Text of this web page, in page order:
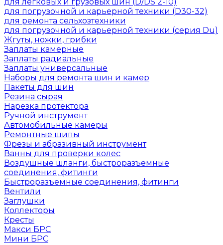
для погрузочной и карьерной техники (D30-32)
для ремонта сельхозтехники
для погрузочной и карьерной техники (серия Du)
Жгуты, ножки, грибки
Заплаты камерные
Заплаты радиальные
Заплаты универсальные
Наборы для ремонта шин и камер
Пакеты для шин
Резина сырая
Нарезка протектора
Ручной инструмент
Автомобильные камеры
Ремонтные шипы
Фрезы и абразивный инструмент
Ванны для проверки колес
Воздушные шланги, быстроразъемные
соединения, фитинги
Быстроразъемные соединения, фитинги
Вентили
Заглушки
Коллекторы
Кресты
Макси БРС
Мини БРС